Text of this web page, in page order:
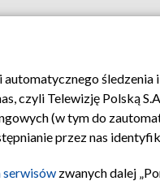
zgody Pomoc
czyli Telewizję Polską
(w tym do
przez nas
serwisów zwanych dalej